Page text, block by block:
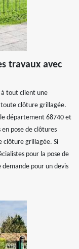
travaux avec
à tout client une
clôture grillagée.
le département 68740 et
pose de clôtures
clôture grillagée. Si
pour la pose de
pour un devis